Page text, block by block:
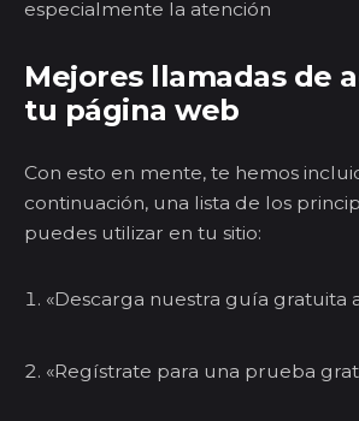
especialmente la atención
Mejores llamadas de
tu página web
Con esto en mente, te hemos
continuación, una lista de los
puedes utilizar en tu sitio:
«Descarga nuestra guía gratuita
«Regístrate para una prueba